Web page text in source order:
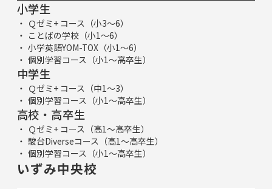
小学生
Ｑゼミ+ コース（小3～6）
ことばの学校（小1～6）
小学英語YOM-TOX（小1～6）
個別学習コース（小1～高卒生）
中学生
Ｑゼミ+ コース（中1～3）
個別学習コース（小1～高卒生）
高校・高卒生
Ｑゼミ+ コース（高1～高卒生）
駿台Diverseコース（高1～高卒生）
個別学習コース（小1～高卒生）
いずみ中央校